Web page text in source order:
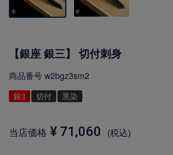
【銀座 銀三】 切付刺身
商品番号 w2bgz3sm2
銀3 切付 黒染
当店価格 ¥ 71,060 税込